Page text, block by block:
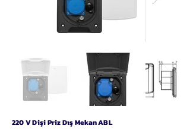
220 V Dişi Priz Dış Mekan ABL